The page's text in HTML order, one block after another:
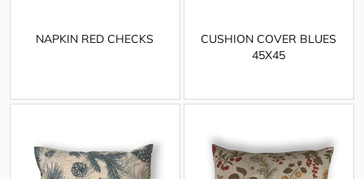
NAPKIN RED CHECKS
CUSHION COVER BLUES
45X45